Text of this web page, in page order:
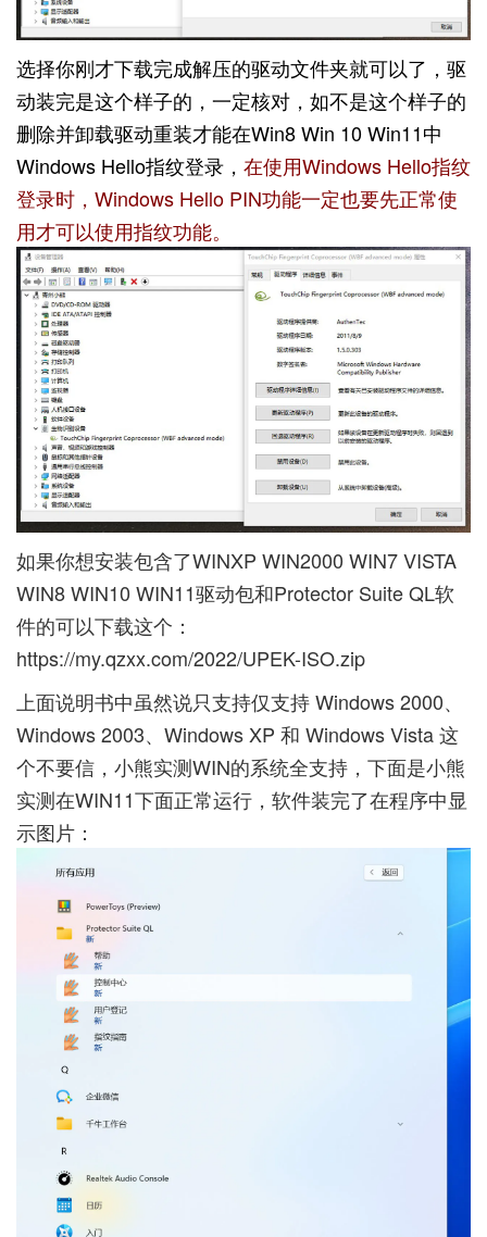
选择你刚才下载完成解压的驱动文件夹就可以了，驱
动装完是这个样子的，一定核对，如不是这个样子的
删除并卸载驱动重装才能在Win8 Win 10 Win11中
Windows Hello指纹登录， 在使用Windows Hello指纹
登录时，Windows Hello PIN功能一定也要先正常使
用才可以使用指纹功能。
如果你想安装包含了WINXP WIN2000 WIN7 VISTA
WIN8 WIN10 WIN11驱动包和Protector Suite QL软
件的可以下载这个：
https://my.qzxx.com/2022/UPEK-ISO.zip
上面说明书中虽然说只支持仅支持 Windows 2000、
Windows 2003、Windows XP 和 Windows Vista 这
个不要信，小熊实测WIN的系统全支持，下面是小熊
实测在WIN11下面正常运行，软件装完了在程序中显
示图片：